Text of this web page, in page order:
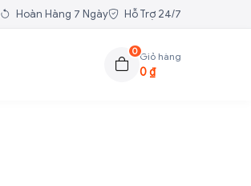
Hoàn Hàng 7 Ngày Hỗ Trợ 24/7
0Giỏ hàng
0₫